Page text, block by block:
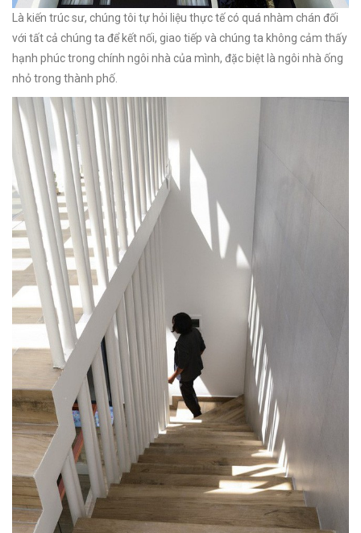
Là kiến ​​trúc sư, chúng tôi tự hỏi liệu thực tế có quá nhàm chán đối
với tất cả chúng ta để kết nối, giao tiếp và chúng ta không cảm thấy
hạnh phúc trong chính ngôi nhà của mình, đặc biệt là ngôi nhà ống
nhỏ trong thành phố.